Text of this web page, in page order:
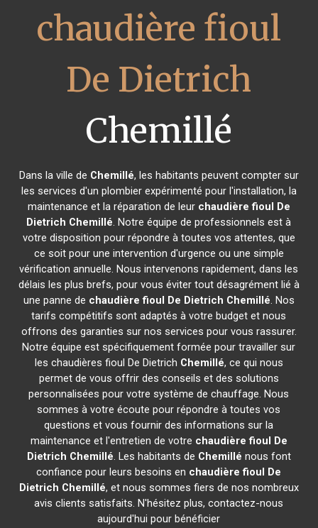
chaudière fioul
De Dietrich
Chemillé
Dans la ville de Chemillé, les habitants peuvent compter sur
les services d'un plombier expérimenté pour l'installation, la
maintenance et la réparation de leur chaudière fioul De
Dietrich Chemillé. Notre équipe de professionnels est à
votre disposition pour répondre à toutes vos attentes, que
ce soit pour une intervention d'urgence ou une simple
vérification annuelle. Nous intervenons rapidement, dans les
délais les plus brefs, pour vous éviter tout désagrément lié à
une panne de chaudière fioul De Dietrich Chemillé. Nos
tarifs compétitifs sont adaptés à votre budget et nous
offrons des garanties sur nos services pour vous rassurer.
Notre équipe est spécifiquement formée pour travailler sur
les chaudières fioul De Dietrich Chemillé, ce qui nous
permet de vous offrir des conseils et des solutions
personnalisées pour votre système de chauffage. Nous
sommes à votre écoute pour répondre à toutes vos
questions et vous fournir des informations sur la
maintenance et l'entretien de votre chaudière fioul De
Dietrich Chemillé. Les habitants de Chemillé nous font
confiance pour leurs besoins en chaudière fioul De
Dietrich Chemillé, et nous sommes fiers de nos nombreux
avis clients satisfaits. N'hésitez plus, contactez-nous
aujourd'hui pour bénéficier